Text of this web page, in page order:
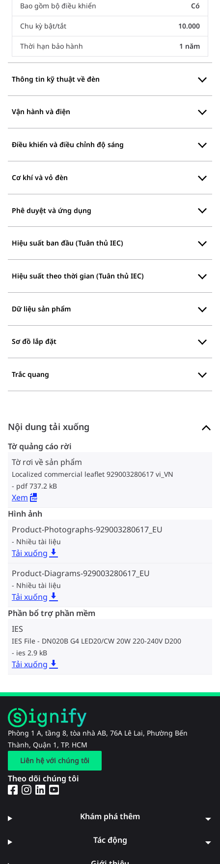
Bao gồm bộ điều khiển Có
Chu kỳ bật/tắt 10.000
Thời hạn bảo hành 1 năm
Thông tin kỹ thuật về đèn
Vận hành và điện
Điều khiển và điều chỉnh độ sáng
Cơ khí và vỏ đèn
Phê duyệt và ứng dụng
Hiệu suất ban đầu (Tuân thủ IEC)
Hiệu suất theo thời gian (Tuân thủ IEC)
Dữ liệu sản phẩm
Sơ đồ lắp đặt
Trắc quang
Nội dung tải xuống
Tờ quảng cáo rời
Tờ rơi về sản phẩm
Localized commercial leaflet 929003280617 vi_VN
pdf 737.2 kB
Xem
Hình ảnh
Product-Photographs-929003280617_EU
Nhiều tài liệu
Tải xuống
Product-Diagrams-929003280617_EU
Nhiều tài liệu
Tải xuống
Phần bổ trợ phần mềm
IES
IES File - DN020B G4 LED20/CW 20W 220-240V D200
ies 2.9 kB
Tải xuống
Phòng 1 A, tầng 8, tòa nhà AB, 76A Lê Lai, Phường Bến
Thành, Quận 1, TP. HCM
Liên hệ với chúng tôi
Theo dõi chúng tôi
Khám phá thêm
Tác động